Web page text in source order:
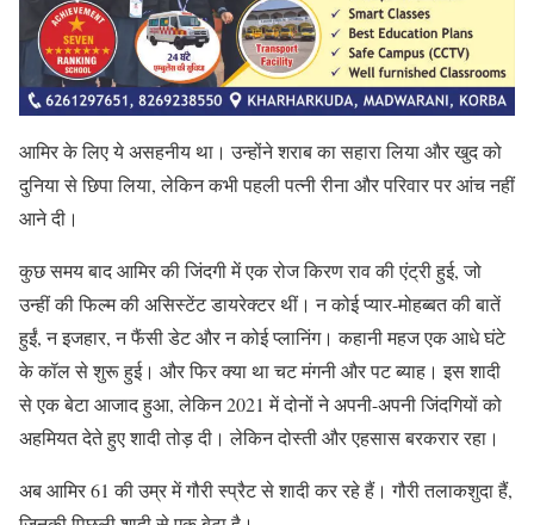
आमिर के लिए ये असहनीय था। उन्होंने शराब का सहारा लिया और खुद को
दुनिया से छिपा लिया, लेकिन कभी पहली पत्नी रीना और परिवार पर आंच नहीं
आने दी।
कुछ समय बाद आमिर की जिंदगी में एक रोज किरण राव की एंट्री हुई, जो
उन्हीं की फिल्म की असिस्टेंट डायरेक्टर थीं। न कोई प्यार-मोहब्बत की बातें
हुईं, न इजहार, न फैंसी डेट और न कोई प्लानिंग। कहानी महज एक आधे घंटे
के कॉल से शुरू हुई। और फिर क्या था चट मंगनी और पट ब्याह। इस शादी
से एक बेटा आजाद हुआ, लेकिन 2021 में दोनों ने अपनी-अपनी जिंदगियों को
अहमियत देते हुए शादी तोड़ दी। लेकिन दोस्ती और एहसास बरकरार रहा।
अब आमिर 61 की उम्र में गौरी स्प्रैट से शादी कर रहे हैं। गौरी तलाकशुदा हैं,